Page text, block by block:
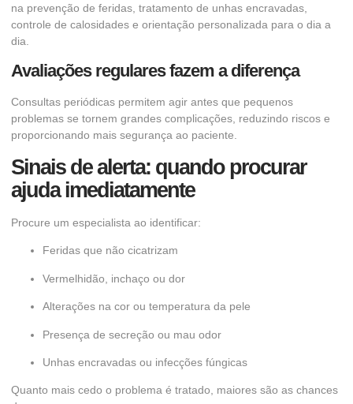
na prevenção de feridas, tratamento de unhas encravadas,
controle de calosidades e orientação personalizada para o dia a
dia.
Avaliações regulares fazem a diferença
Consultas periódicas permitem agir antes que pequenos
problemas se tornem grandes complicações, reduzindo riscos e
proporcionando mais segurança ao paciente.
Sinais de alerta: quando procurar
ajuda imediatamente
Procure um especialista ao identificar:
Feridas que não cicatrizam
Vermelhidão, inchaço ou dor
Alterações na cor ou temperatura da pele
Presença de secreção ou mau odor
Unhas encravadas ou infecções fúngicas
Quanto mais cedo o problema é tratado, maiores são as chances